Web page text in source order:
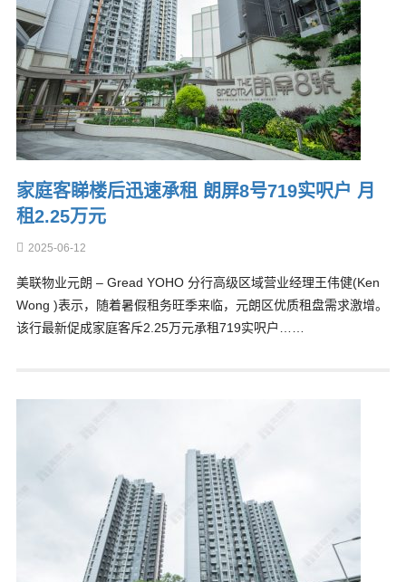
家庭客睇楼后迅速承租 朗屏8号719实呎户 月
租2.25万元
2025-06-12
美联物业元朗 – Gread YOHO 分行高级区域营业经理王伟健(Ken
Wong )表示，随着暑假租务旺季来临，元朗区优质租盘需求激增。
该行最新促成家庭客斥2.25万元承租719实呎户……